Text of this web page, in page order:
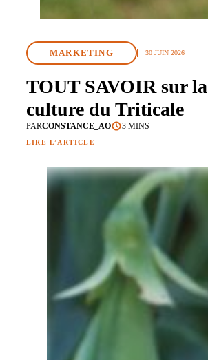
MARKETING 30 JUIN 2026
TOUT SAVOIR sur la
culture du Triticale
PARCONSTANCE_AO 3 MINS
LIRE L’ARTICLE